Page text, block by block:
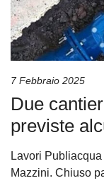
7 Febbraio 2025
Due
previste
Lavori
Mazzini. Chiuso